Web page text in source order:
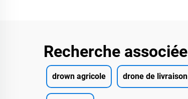
Recherche associée
drown agricole drone de livraison